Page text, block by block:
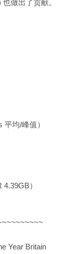
做出了贡献。
均/峰值）
）
Year Britain